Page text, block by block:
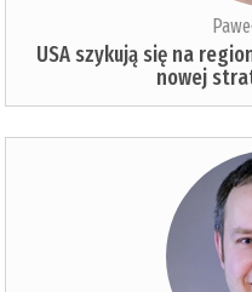
USA szykują się na
nowej